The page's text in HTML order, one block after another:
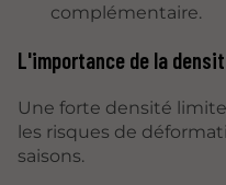
complémentaire.
L'importance de la
Une forte densité
les risques de
saisons.